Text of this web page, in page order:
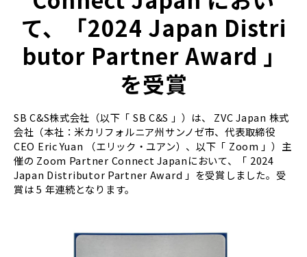
お役立ち記事
よくあるご質問
て、「2024 Japan Distri
butor Partner Award 」
を受賞
SB C&S株式会社（以下「 SB C&S 」）は、 ZVC Japan 株式
会社（本社：米カリフォルニア州サンノゼ市、代表取締役
CEO Eric Yuan （エリック・ユアン）、以下「 Zoom 」）主
催の Zoom Partner Connect Japanにおいて、「 2024
Japan Distributor Partner Award 」を受賞しました。受
賞は 5 年連続となります。